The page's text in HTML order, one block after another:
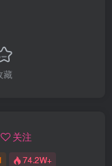
藏
关注
74.2W+